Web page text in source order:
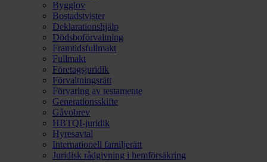
Bygglov
Bostadstvister
Deklarationshjälp
Dödsboförvaltning
Framtidsfullmakt
Fullmakt
Företagsjuridik
Förvaltningsrätt
Förvaring av testamente
Generationsskifte
Gåvobrev
HBTQI-juridik
Hyresavtal
Internationell familjerätt
Juridisk rådgivning i hemförsäkring